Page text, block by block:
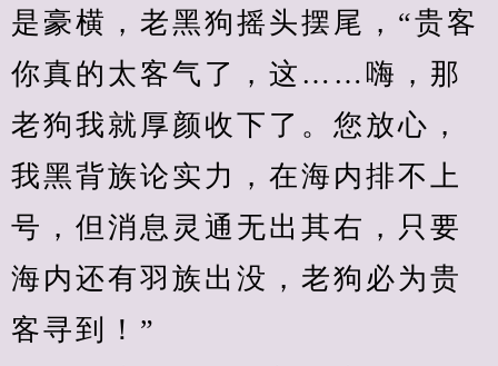
是豪横，老黑狗摇头摆尾，“贵客
你真的太客气了，这……嗨，那
老狗我就厚颜收下了。您放心，
我黑背族论实力，在海内排不上
号，但消息灵通无出其右，只要
海内还有羽族出没，老狗必为贵
客寻到！”